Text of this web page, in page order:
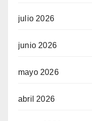
julio 2026
junio 2026
mayo 2026
abril 2026